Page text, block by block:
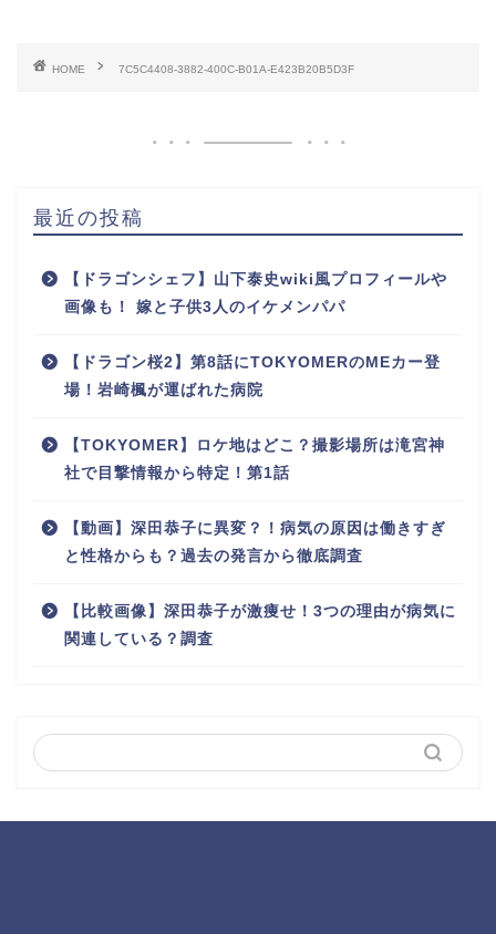
HOME 7C5C4408-3882-400C-B01A-E423B20B5D3F
最近の投稿
【ドラゴンシェフ】山下泰史wiki風プロフィールや
画像も！ 嫁と子供3人のイケメンパパ
【ドラゴン桜2】第8話にTOKYOMERのMEカー登
場！岩崎楓が運ばれた病院
【TOKYOMER】ロケ地はどこ？撮影場所は滝宮神
社で目撃情報から特定！第1話
【動画】深田恭子に異変？！病気の原因は働きすぎ
と性格からも？過去の発言から徹底調査
【比較画像】深田恭子が激痩せ！3つの理由が病気に
関連している？調査